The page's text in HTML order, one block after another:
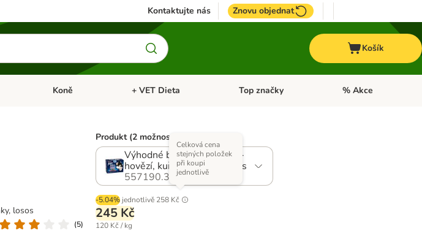
Kontaktujte nás Znovu objednat
Košík
Otevřít menu: Akvaristika
Koně Otevřít menu: Koně
+ VET Dieta Otevřít menu: + VET Dieta
Top značky Otevřít menu: Top
% Akce
losos
(5)
Produkt (2 možností)
Výhodné balení 24 x 85 g -
hovězí, kuře, sardinky, losos
557190.3
-5.04% jednotlivě 258 Kč
Celková cena
stejných položek
při koupi
jednotlivě
245 Kč
120 Kč / kg